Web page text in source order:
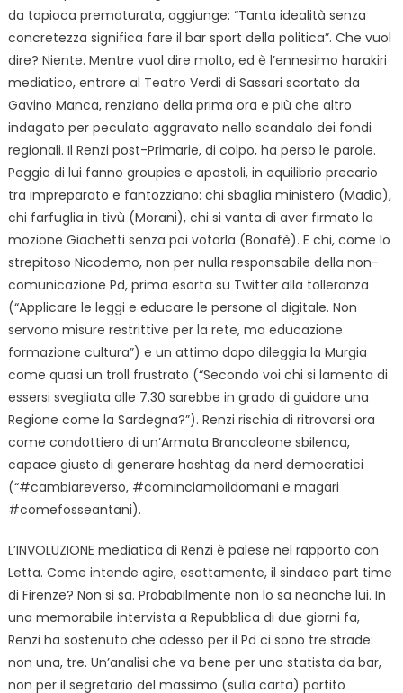
da tapioca prematurata, aggiunge: “Tanta idealità senza
concretezza significa fare il bar sport della politica”. Che vuol
dire? Niente. Mentre vuol dire molto, ed è l’ennesimo harakiri
mediatico, entrare al Teatro Verdi di Sassari scortato da
Gavino Manca, renziano della prima ora e più che altro
indagato per peculato aggravato nello scandalo dei fondi
regionali. Il Renzi post-Primarie, di colpo, ha perso le parole.
Peggio di lui fanno groupies e apostoli, in equilibrio precario
tra impreparato e fantozziano: chi sbaglia ministero (Madia),
chi farfuglia in tivù (Morani), chi si vanta di aver firmato la
mozione Giachetti senza poi votarla (Bonafè). E chi, come lo
strepitoso Nicodemo, non per nulla responsabile della non-
comunicazione Pd, prima esorta su Twitter alla tolleranza
(“Applicare le leggi e educare le persone al digitale. Non
servono misure restrittive per la rete, ma educazione
formazione cultura”) e un attimo dopo dileggia la Murgia
come quasi un troll frustrato (“Secondo voi chi si lamenta di
essersi svegliata alle 7.30 sarebbe in grado di guidare una
Regione come la Sardegna?”). Renzi rischia di ritrovarsi ora
come condottiero di un’Armata Brancaleone sbilenca,
capace giusto di generare hashtag da nerd democratici
(“#cambiareverso, #cominciamoildomani e magari
#comefosseantani).
L’INVOLUZIONE mediatica di Renzi è palese nel rapporto con
Letta. Come intende agire, esattamente, il sindaco part time
di Firenze? Non si sa. Probabilmente non lo sa neanche lui. In
una memorabile intervista a Repubblica di due giorni fa,
Renzi ha sostenuto che adesso per il Pd ci sono tre strade:
non una, tre. Un’analisi che va bene per uno statista da bar,
non per il segretario del massimo (sulla carta) partito